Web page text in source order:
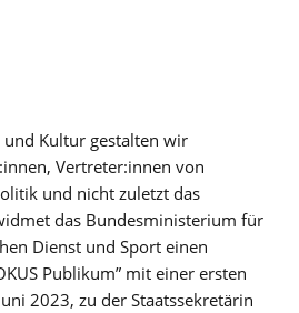
Kultur gestalten wir
Vertreter:innen von
und nicht zuletzt das
das Bundesministerium für
Dienst und Sport einen
Publikum” mit einer ersten
2023, zu der Staatssekretärin